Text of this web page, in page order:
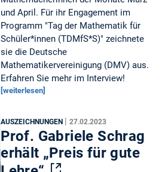
und April. Für ihr Engagement im
Programm "Tag der Mathematik für
Schüler*innen (TDMfS*S)" zeichnete
sie die Deutsche
Mathematikervereinigung (DMV) aus.
Erfahren Sie mehr im Interview!
[weiterlesen]
AUSZEICHNUNGEN |27.02.2023
Prof. Gabriele Schrag
erhält „Preis für gute